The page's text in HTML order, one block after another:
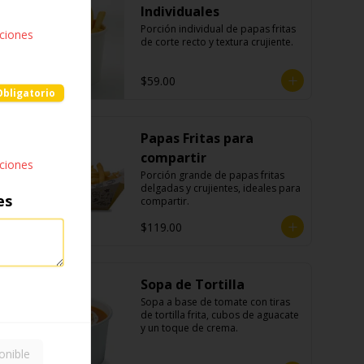
Individuales
Porción individual de papas fritas
de corte recto y textura crujiente.
$59.00
Papas Fritas para
compartir
Porción grande de papas fritas
delgadas y crujientes, ideales para
compartir.
$119.00
Sopa de Tortilla
Sopa a base de tomate con tiras
de tortilla frita, cubos de aguacate
y un toque de crema.